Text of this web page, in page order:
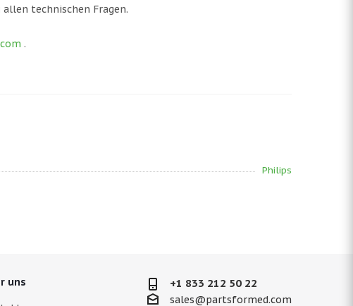
technischen Fragen.
.
Philips
uns +1 833 212 50 22
sales@partsformed.com